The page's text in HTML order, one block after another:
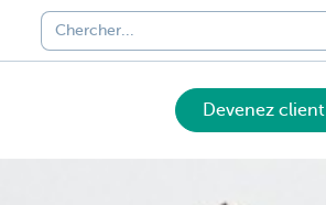
Devenez client